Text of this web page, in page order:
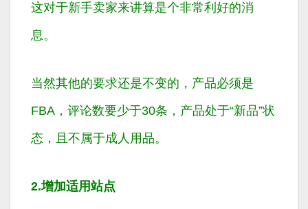
这对于新手卖家来讲算是个非常利好的消
息。
当然其他的要求还是不变的，产品必须是
FBA，评论数要少于30条，产品处于“新品”状
态，且不属于成人用品。
2.增加适用站点